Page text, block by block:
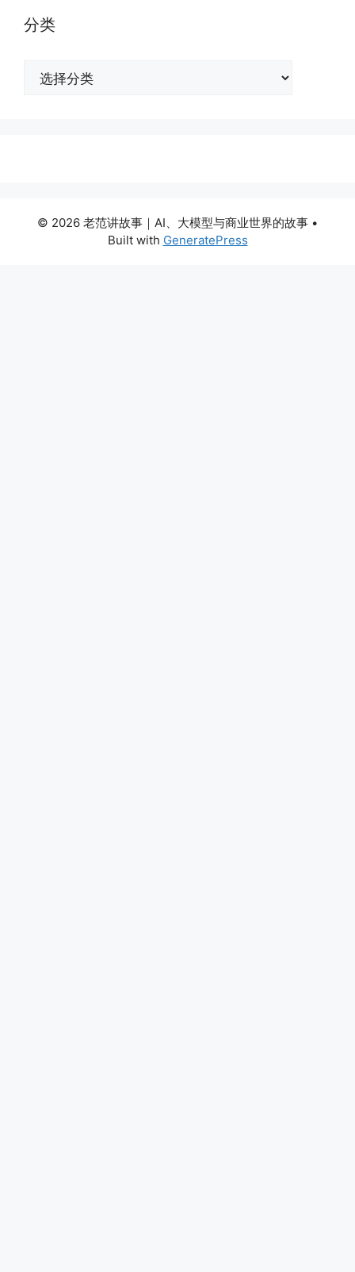
分类
© 2026 老范讲故事｜AI、大模型与商业世界的故事 •
Built with GeneratePress